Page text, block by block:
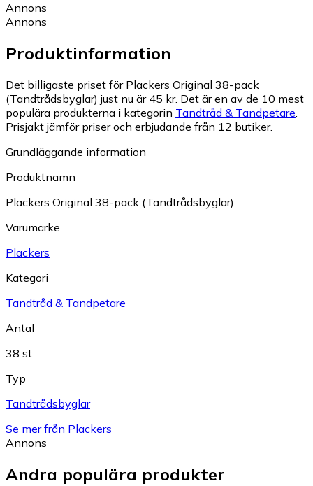
Annons
Annons
Produktinformation
Det billigaste priset för Plackers Original 38-pack
(Tandtrådsbyglar) just nu är 45 kr. Det är en av de 10 mest
populära produkterna i kategorin Tandtråd & Tandpetare.
Prisjakt jämför priser och erbjudande från 12 butiker.
Grundläggande information
Produktnamn
Plackers Original 38-pack (Tandtrådsbyglar)
Varumärke
Plackers
Kategori
Tandtråd & Tandpetare
Antal
38 st
Typ
Tandtrådsbyglar
Se mer från Plackers
Annons
Andra populära produkter